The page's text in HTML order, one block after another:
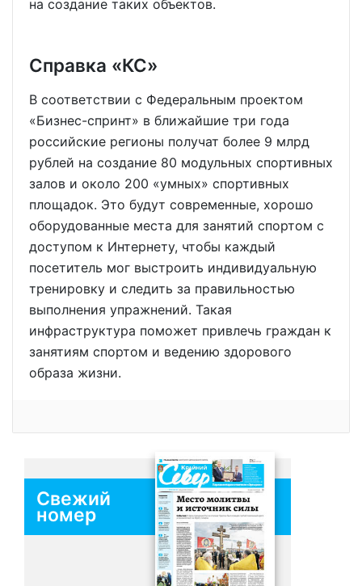
на создание таких объектов.
Справка «КС»
В соответствии с Федеральным проектом
«Бизнес-спринт» в ближайшие три года
российские регионы получат более 9 млрд
рублей на создание 80 модульных спортивных
залов и около 200 «умных» спортивных
площадок. Это будут современные, хорошо
оборудованные места для занятий спортом с
доступом к Интернету, чтобы каждый
посетитель мог выстроить индивидуальную
тренировку и следить за правильностью
выполнения упражнений. Такая
инфраструктура поможет привлечь граждан к
занятиям спортом и ведению здорового
образа жизни.
Свежий
номер